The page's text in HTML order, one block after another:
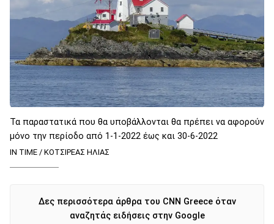
Τα παραστατικά που θα υποβάλλονται θα πρέπει να αφορούν
μόνο την περίοδο από 1-1-2022 έως και 30-6-2022
IN TIME / ΚΟΤΣΙΡΕΑΣ ΗΛΙΑΣ
Δες περισσότερα άρθρα του CNN Greece όταν
αναζητάς ειδήσεις στην Google